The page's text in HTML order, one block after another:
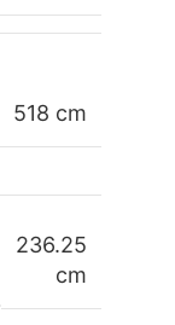
518 cm
236.25
cm